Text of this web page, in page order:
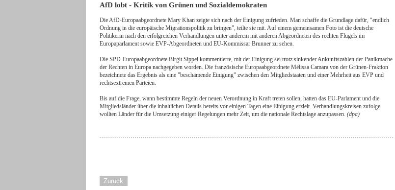
AfD lobt - Kritik von Grünen und Sozialdemokraten
Die AfD-Europaabgeordnete Mary Khan zeigte sich nach der Einigung zufrieden. Man schaffe die Grundlage dafür, "endlich
Ordnung in die europäische Migrationspolitik zu bringen", teilte sie mit. Auf einem gemeinsamen Foto ist die deutsche
Politikerin nach den erfolgreichen Verhandlungen unter anderem mit anderen Abgeordneten des rechten Flügels im
Europaparlament sowie EVP-Abgeordneten und EU-Kommissar Brunner zu sehen.
Die SPD-Europaabgeordnete Birgit Sippel kommentierte, mit der Einigung sei trotz sinkender Ankunftszahlen der Panikmache
der Rechten in Europa nachgegeben worden. Die französische Europaabgeordnete Mélissa Camara von der Grünen-Fraktion
bezeichnete das Ergebnis als eine "beschämende Einigung" zwischen den Mitgliedstaaten und einer Mehrheit aus EVP und
rechtsextremen Parteien.
Bis auf die Frage, wann bestimmte Regeln der neuen Verordnung in Kraft treten sollen, hatten das EU-Parlament und die
Mitgliedsländer über die inhaltlichen Details bereits vor einigen Tagen eine Einigung erzielt. Verhandlungskreisen zufolge
wollten Länder für die Umsetzung einiger Regelungen mehr Zeit, um die nationale Rechtslage anzupassen. (dpa)
Zurück